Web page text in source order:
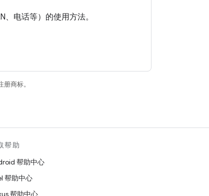
电话等）的使用方法。
商标。
帮助
帮助中心
帮助中心
帮助中心